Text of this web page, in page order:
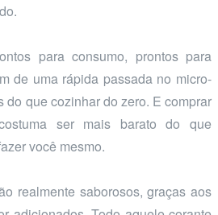
para consumo, prontos para
de uma rápida passada no micro-
do que cozinhar do zero. E comprar
ser mais barato do que
você mesmo.
realmente saborosos, graças aos